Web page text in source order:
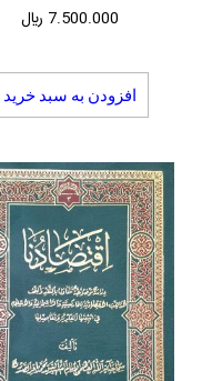
7.500.000 ﷼
افزودن به سبد خرید